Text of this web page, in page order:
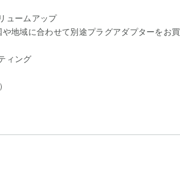
ュームアップ
地域に合わせて別途プラグアダプターをお買
ィング